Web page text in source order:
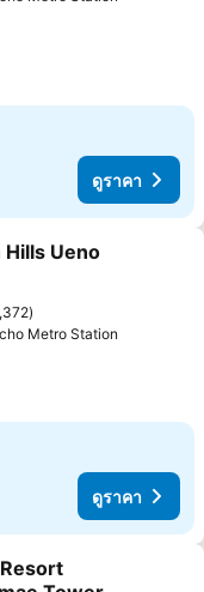
ดูราคา
การโปรด
Ueno
Metro Station
ดูราคา
การโปรด